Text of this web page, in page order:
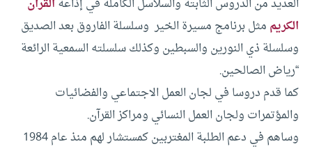
الكريم مثل برنامج مسيرة الخير وسلسلة الفاروق بعد الصديق
وسلسلة ذي النورين والسبطين وكذلك سلسلته السمعية الرائعة
“رياض الصالحين.
كما قدم دروسا في لجان العمل الاجتماعي والفضائيات
والمؤتمرات ولجان العمل النسائي ومراكز القرآن.
وساهم في دعم الطلبة المغتربين كمستشار لهم منذ عام 1984